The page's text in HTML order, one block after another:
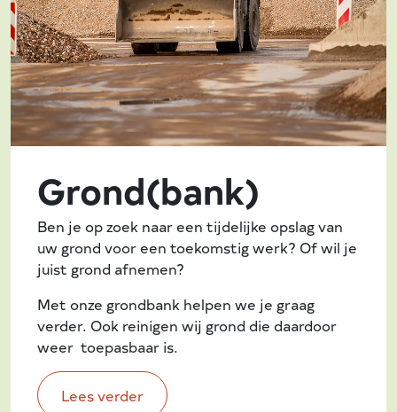
Grond(bank)
Ben je op zoek naar een tijdelijke opslag van
uw grond voor een toekomstig werk? Of wil je
juist grond afnemen?
Met onze grondbank helpen we je graag
verder. Ook reinigen wij grond die daardoor
weer toepasbaar is.
Lees verder